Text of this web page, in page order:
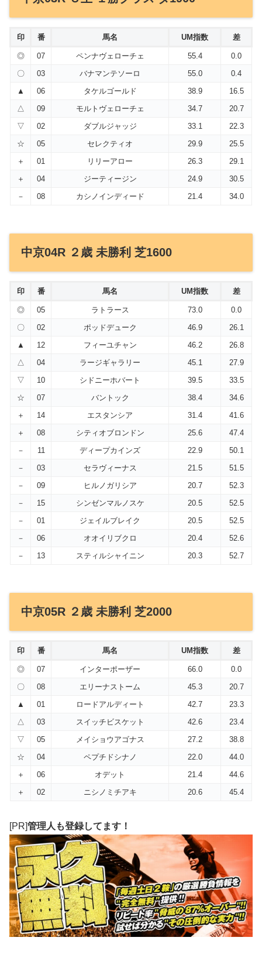
印 番 馬名 UM指数 差
◎ 07 ペンナヴェローチェ 55.4
0.0
〇
03 バナマンテソーロ 55.0
0.4
▲
06 タケルゴールド 38.9
16.5
△
09 モルトヴェローチェ 34.7
20.7
▽
02 ダブルジャッジ 33.1
22.3
☆
05 セレクティオ 29.9
25.5
＋
01 リリーアロー 26.3
29.1
＋
04 ジーティージン 24.9
30.5
－
08 カシノインディード 21.4 34.0
中京04R ２歳 未勝利 芝1600
印 番 馬名 UM指数 差
◎ 05 ラトラース 73.0
0.0
〇
02 ポッドデューク 46.9
26.1
▲
12 フィーユチャン 46.2
26.8
△
04 ラージギャラリー 45.1
27.9
▽
10 シドニーホバート 39.5
33.5
☆
07 バントック 38.4
34.6
＋
14 エスタンシア 31.4
41.6
＋
08 シティオブロンドン 25.6
47.4
－
11 ディープカインズ 22.9
50.1
－
03 セラヴィーナス 21.5
51.5
－
09 ヒルノガリシア 20.7
52.3
－
15 シンゼンマルノスケ 20.5
52.5
－
01 ジェイルブレイク 20.5
52.5
－
06 オオイリブクロ 20.4
52.6
－
13 スティルシャイニン 20.3 52.7
中京05R ２歳 未勝利 芝2000
印 番 馬名 UM指数 差
◎ 07 インターポーザー 66.0
0.0
〇
08 エリーナストーム 45.3
20.7
▲
01 ロードアルディート 42.7
23.3
△
03 スイッチビスケット 42.6
23.4
▽
05 メイショウアゴナス 27.2
38.8
☆
04 ペプチドシナノ 22.0
44.0
＋
06 オデット 21.4
44.6
＋
02 ニシノミチアキ 20.6 45.4
[PR]管理人も登録してます！